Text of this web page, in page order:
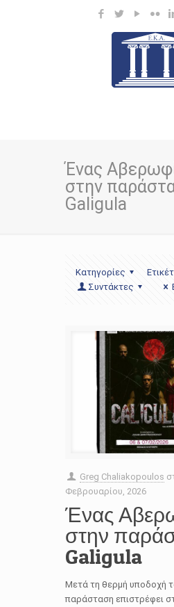
Ένας
στην
Galigula
Κατηγορίες
Συντάκτες
Greg Chaliakopoulos
Φεβρουαρίου, 2026
Ένας
στην
Galigula
Μετά τη θερμή υποδοχή
παράσταση επιστρέφει